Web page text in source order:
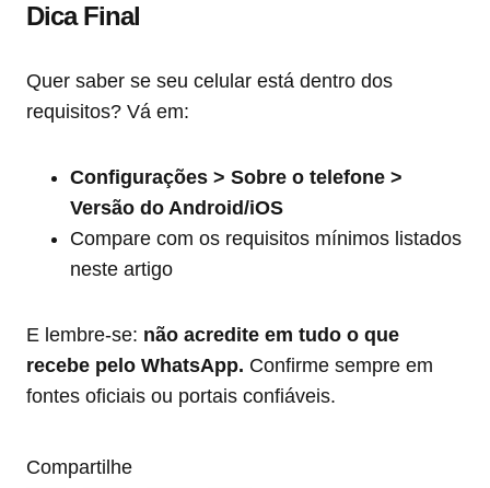
Dica Final
Quer saber se seu celular está dentro dos
requisitos? Vá em:
Configurações > Sobre o telefone >
Versão do Android/iOS
Compare com os requisitos mínimos listados
neste artigo
E lembre-se: não acredite em tudo o que
recebe pelo WhatsApp. Confirme sempre em
fontes oficiais ou portais confiáveis.
Compartilhe